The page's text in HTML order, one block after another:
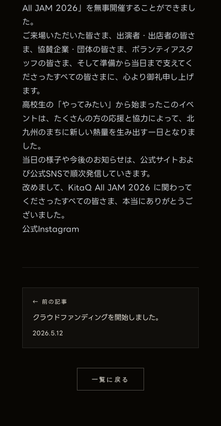
All JAM 2026」を無事開催することができまし
た。
ご来場いただいた皆さま、出演者・出店者の皆さ
ま、協賛企業・団体の皆さま、ボランティアスタ
ッフの皆さま、そして準備から当日まで支えてく
ださったすべての皆さまに、心より御礼申し上げ
ます。
高校生の「やってみたい」から始まったこのイベ
ントは、たくさんの方の応援と協力によって、北
九州のまちに新しい熱量を生み出す一日となりま
した。
当日の様子や今後のお知らせは、公式サイトおよ
び公式SNSで順次発信していきます。
改めまして、KitaQ All JAM 2026 に関わって
くださったすべての皆さま、本当にありがとうご
ざいました。
公式Instagram
← 前の記事
クラウドファンディングを開始しました。
2026.5.12
一覧に戻る